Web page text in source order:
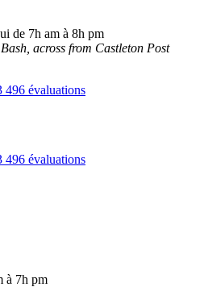
de 7h am à 8h pm
across from Castleton Post
496 évaluations
496 évaluations
à 7h pm